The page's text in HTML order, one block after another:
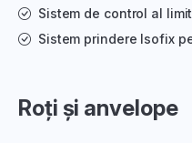
Sistem de control al
Sistem prindere Isofix
Roți și anvelope